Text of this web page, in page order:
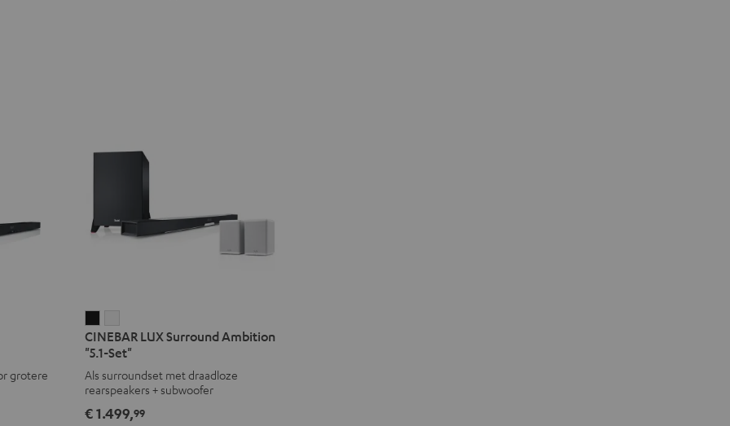
grotere
LUX
Surround
Ambition
"5.1-
Set"
LUX
Surround
Ambition
"5.1-
Set"
CINEBAR LUX Surround Ambition
"5.1-Set"
Als surroundset met draadloze
rearspeakers + subwoofer
€ 1.499,99